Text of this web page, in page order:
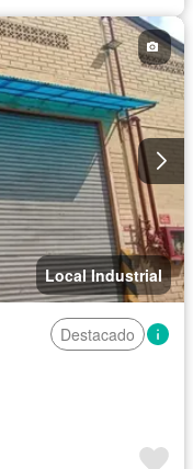
Local Industrial
Destacado